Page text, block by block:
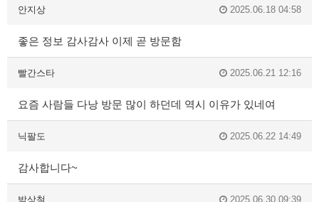
안지상 2025.06.18 04:58
좋은 정보 감사감사 이제 곧 방문함
빨간스타 2025.06.21 12:16
요즘 사람들 다낭 방문 많이 하던데 역시 이유가 있네여
닉팔도 2025.06.22 14:49
감사합니다~
박상철 2025.06.30 09:39